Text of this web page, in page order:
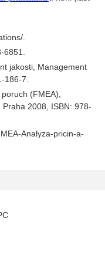
.
jakosti, Management
186-7.
(FMEA),
2008, ISBN: 978-
Analyza-pricin-a-